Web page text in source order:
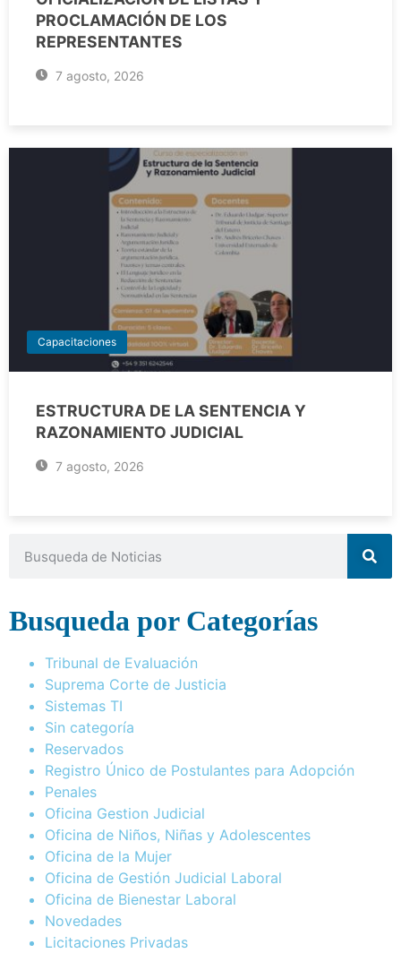
PROCLAMACIÓN DE LOS
REPRESENTANTES
7 agosto, 2026
Capacitaciones
ESTRUCTURA DE LA SENTENCIA Y
RAZONAMIENTO JUDICIAL
7 agosto, 2026
Busqueda por Categorías
Tribunal de Evaluación
Suprema Corte de Justicia
Sistemas TI
Sin categoría
Reservados
Registro Único de Postulantes para Adopción
Penales
Oficina Gestion Judicial
Oficina de Niños, Niñas y Adolescentes
Oficina de la Mujer
Oficina de Gestión Judicial Laboral
Oficina de Bienestar Laboral
Novedades
Licitaciones Privadas